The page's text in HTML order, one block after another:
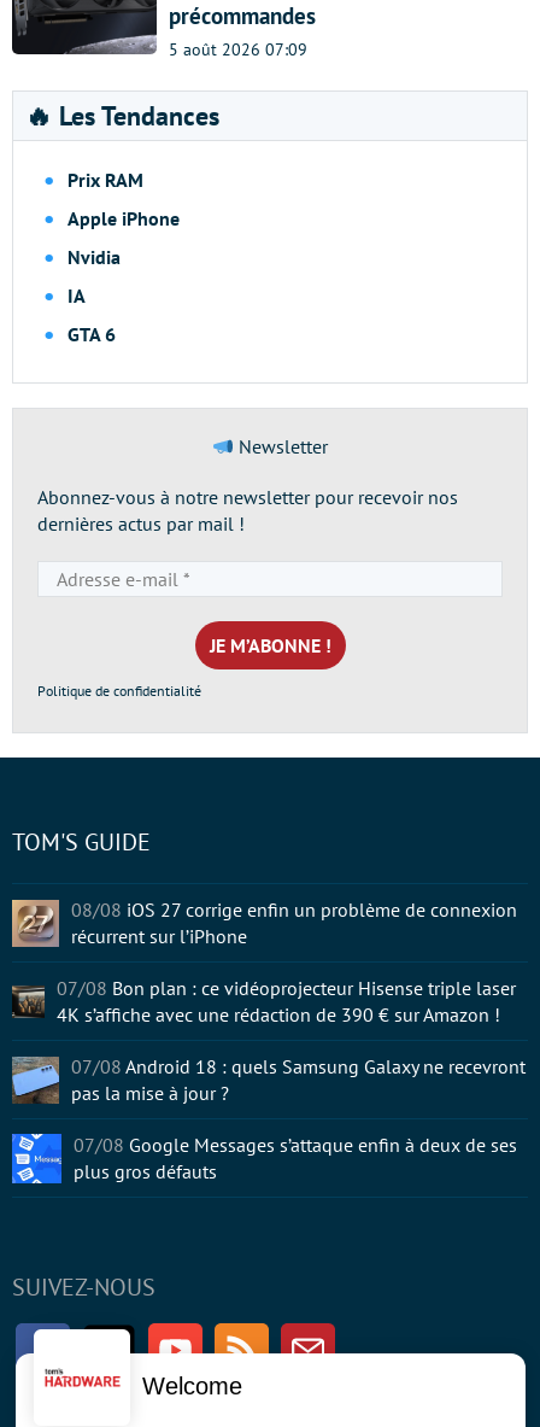
précommandes
5 août 2026 07:09
🔥 Les Tendances
Prix RAM
Apple iPhone
Nvidia
IA
GTA 6
Newsletter
Abonnez-vous à notre newsletter pour recevoir nos
dernières actus par mail !
e-
mail
*
Politique de confidentialité
SUIVEZ-NOUS
FacebookTwitter Youtube RSS Newsletter
TOM'S GUIDE
08/08 iOS 27 corrige enfin un problème de connexion
récurrent sur l’iPhone
07/08 Bon plan : ce vidéoprojecteur Hisense triple laser
4K s’affiche avec une rédaction de 390 € sur Amazon !
07/08 Android 18 : quels Samsung Galaxy ne recevront
pas la mise à jour ?
07/08 Google Messages s’attaque enfin à deux de ses
plus gros défauts
Welcome